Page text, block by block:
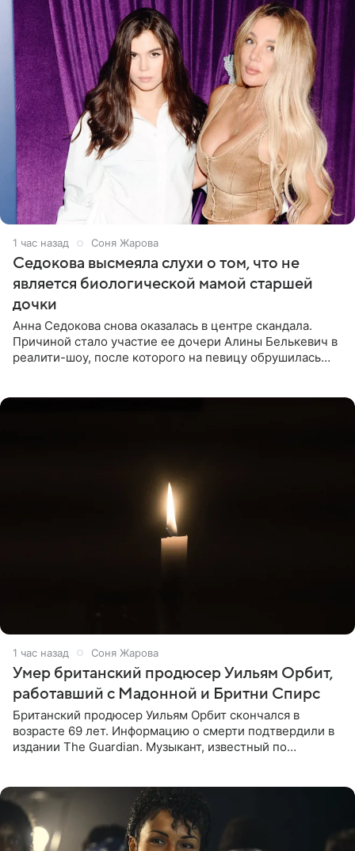
1 час назад Соня Жарова
Седокова высмеяла слухи о том, что не
является биологической мамой старшей
дочки
Анна Седокова снова оказалась в центре скандала.
Причиной стало участие ее дочери Алины Белькевич в
реалити-шоу, после которого на певицу обрушилась
1 час назад Соня Жарова
Умер британский продюсер Уильям Орбит,
работавший с Мадонной и Бритни Спирс
Британский продюсер Уильям Орбит скончался в
возрасте 69 лет. Информацию о смерти подтвердили в
издании The Guardian. Музыкант, известный по